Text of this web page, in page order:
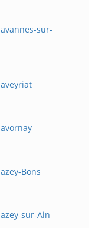
sur-
Bons
sur-Ain